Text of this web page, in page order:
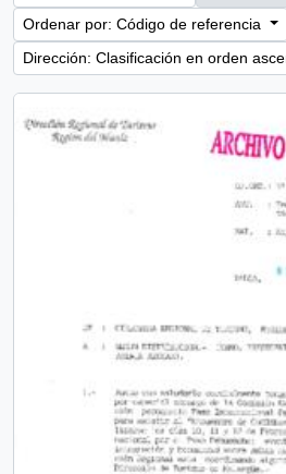
Ordenar por: Código de referencia
Dirección: Clasificación en orden